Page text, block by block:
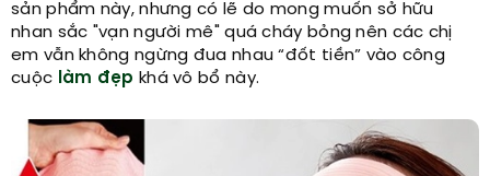
sản phẩm này, nhưng có lẽ do mong muốn sở hữu
nhan sắc "vạn người mê" quá cháy bỏng nên các chị
em vẫn không ngừng đua nhau “đốt tiền” vào công
cuộc
làm đẹp khá vô bổ này.